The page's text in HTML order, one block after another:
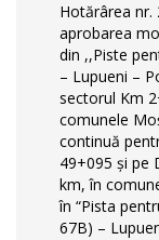
Hotărârea nr.
aprobarea
din ,,Piste
– Lupueni –
sectorul Km
comunele
continuă
49+095 și pe
km, în
în “Pista
67B) –